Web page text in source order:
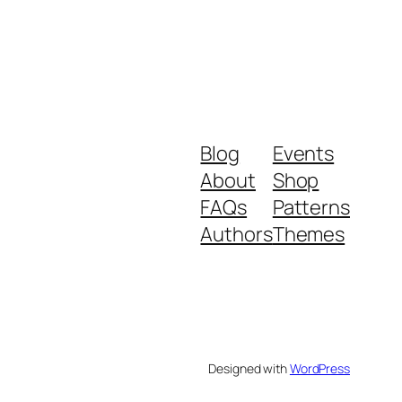
Blog
About
FAQs
Authors
Events
Shop
Patterns
Themes
Designed withWordPress